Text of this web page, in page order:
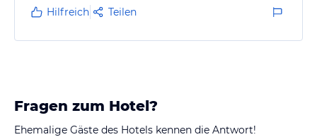
komfortabel. Viele Duschen und Toiletten zur
akzeptabler Ort, zumal es in der Nähe genügend
Hilfreich Teilen
Fragen zum Hotel?
Ehemalige Gäste des Hotels kennen die Antwort!